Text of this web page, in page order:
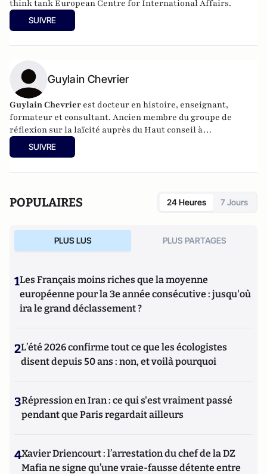
think tankEuropean Centre for International Affairs.
SUIVRE
Guylain Chevrier
Guylain Chevrier est docteur en histoire, enseignant,
formateur et consultant. Ancien membre du groupe de
réflexion sur la laïcité auprès du Haut conseil à
l’intégration. Dernier ouvrage :
travail social,
L’Harmattan, sous la direction de Guylain
SUIVRE
POPULAIRES 24 Heures 7 Jours
PLUS LUS PLUS PARTAGES
1Les Français moins riches que la moyenne
européenne pour la 3e année consécutive : jusqu'où
ira le grand déclassement ?
2L’été 2026 confirme tout ce que les écologistes
disent depuis 50 ans : non, et voilà pourquoi
3Répression en Iran : ce qui s'est vraiment passé
pendant que Paris regardait ailleurs
4Xavier Driencourt : l’arrestation du chef de la DZ
Mafia ne signe qu’une vraie-fausse détente entre